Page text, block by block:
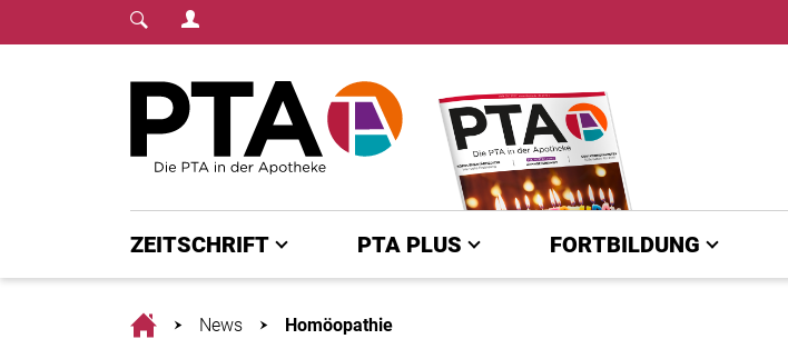
Login Menu
ZEITSCHRIFT PTA PLUS FORTBILDUNG
HomeNews Homöopathie